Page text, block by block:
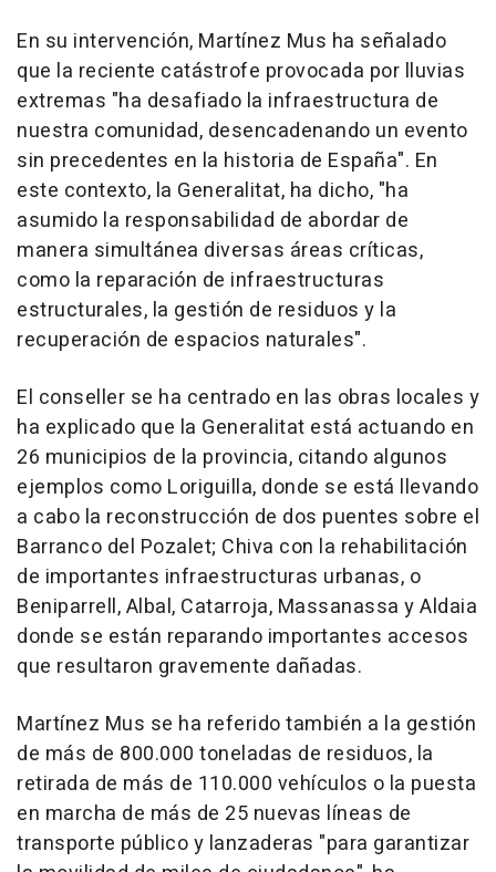
En su intervención, Martínez Mus ha señalado
que la reciente catástrofe provocada por lluvias
extremas "ha desafiado la infraestructura de
nuestra comunidad, desencadenando un evento
sin precedentes en la historia de España". En
este contexto, la Generalitat, ha dicho, "ha
asumido la responsabilidad de abordar de
manera simultánea diversas áreas críticas,
como la reparación de infraestructuras
estructurales, la gestión de residuos y la
recuperación de espacios naturales".
El conseller se ha centrado en las obras locales y
ha explicado que la Generalitat está actuando en
26 municipios de la provincia, citando algunos
ejemplos como Loriguilla, donde se está llevando
a cabo la reconstrucción de dos puentes sobre el
Barranco del Pozalet; Chiva con la rehabilitación
de importantes infraestructuras urbanas, o
Beniparrell, Albal, Catarroja, Massanassa y Aldaia
donde se están reparando importantes accesos
que resultaron gravemente dañadas.
Martínez Mus se ha referido también a la gestión
de más de 800.000 toneladas de residuos, la
retirada de más de 110.000 vehículos o la puesta
en marcha de más de 25 nuevas líneas de
transporte público y lanzaderas "para garantizar